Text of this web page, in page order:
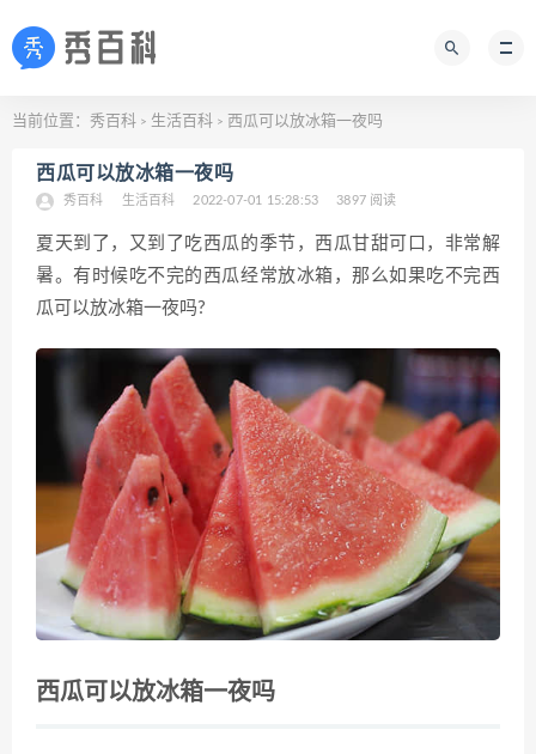
当前位置： 秀百科 > 生活百科 > 西瓜可以放冰箱一夜吗
西瓜可以放冰箱一夜吗
秀百科 生活百科 2022-07-01 15:28:53 3897 阅读
夏天到了，又到了吃西瓜的季节，西瓜甘甜可口，非常解
暑。有时候吃不完的西瓜经常放冰箱，那么如果吃不完西
瓜可以放冰箱一夜吗?
西瓜可以放冰箱一夜吗